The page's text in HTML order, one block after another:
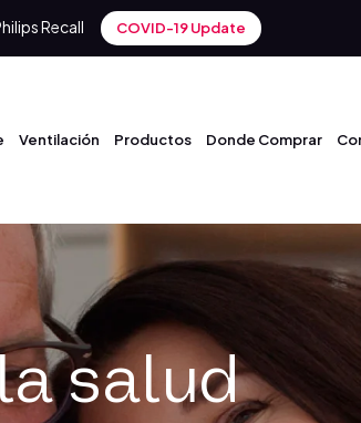
Recall COVID-19 Update
Ventilación Productos Donde Comprar
salud